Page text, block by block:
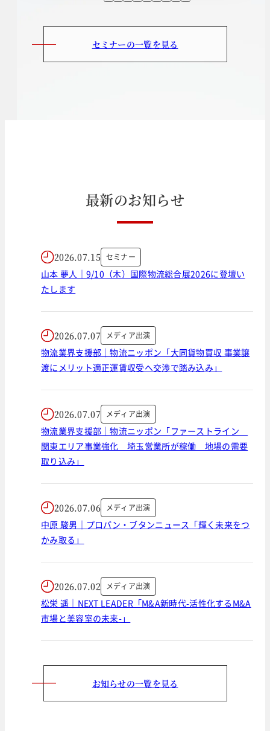
セミナーの一覧を見る
最新のお知らせ
2026.07.15 セミナー
山本 夢人｜9/10（木）国際物流総合展2026に登壇い
たします
2026.07.07 メディア出演
物流業界支援部｜物流ニッポン「大同貨物買収 事業譲
渡にメリット適正運賃収受へ交渉で踏み込み」
2026.07.07 メディア出演
物流業界支援部｜物流ニッポン「ファーストライン
関東エリア事業強化 埼玉営業所が稼働 地場の需要
取り込み」
2026.07.06 メディア出演
中原 駿男｜プロパン・ブタンニュース「輝く未来をつ
かみ取る」
2026.07.02 メディア出演
松栄 遥｜NEXT LEADER「M&A新時代-活性化するM&A
市場と美容室の未来-」
お知らせの一覧を見る